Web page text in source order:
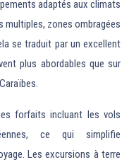
adaptés aux climats
multiples, zones ombragées
se traduit par un excellent
plus abordables que sur
forfaits incluant les vols
ce qui simplifie
Les excursions à terre